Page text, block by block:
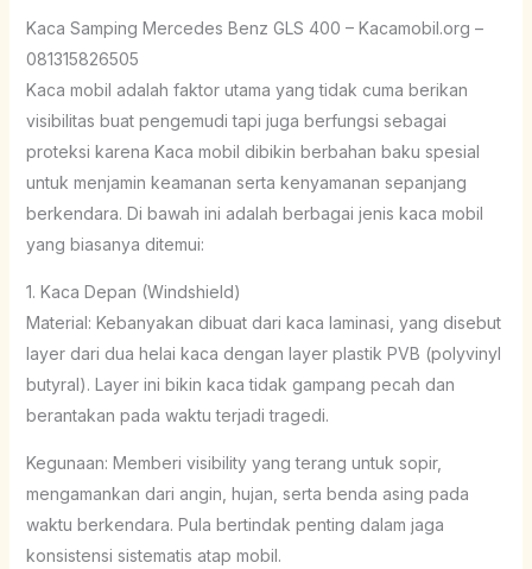
Kaca Samping Mercedes Benz GLS 400 – Kacamobil.org –
081315826505
Kaca mobil adalah faktor utama yang tidak cuma berikan
visibilitas buat pengemudi tapi juga berfungsi sebagai
proteksi karena Kaca mobil dibikin berbahan baku spesial
untuk menjamin keamanan serta kenyamanan sepanjang
berkendara. Di bawah ini adalah berbagai jenis kaca mobil
yang biasanya ditemui:
1. Kaca Depan (Windshield)
Material: Kebanyakan dibuat dari kaca laminasi, yang disebut
layer dari dua helai kaca dengan layer plastik PVB (polyvinyl
butyral). Layer ini bikin kaca tidak gampang pecah dan
berantakan pada waktu terjadi tragedi.
Kegunaan: Memberi visibility yang terang untuk sopir,
mengamankan dari angin, hujan, serta benda asing pada
waktu berkendara. Pula bertindak penting dalam jaga
konsistensi sistematis atap mobil.